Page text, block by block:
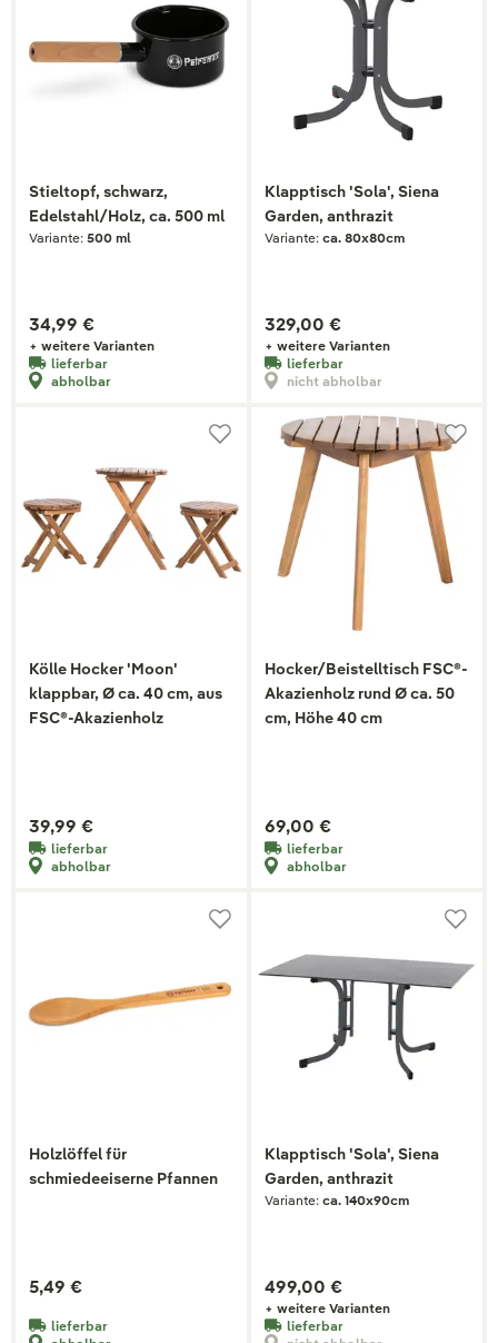
Stieltopf, schwarz,
Edelstahl/Holz, ca. 500 ml
Variante: 500 ml
34,99 €
+ weitere Varianten
lieferbar
abholbar
Klapptisch 'Sola', Siena
Garden, anthrazit
Variante: ca. 80x80cm
329,00 €
+ weitere Varianten
lieferbar
nicht abholbar
Kölle Hocker 'Moon'
klappbar, Ø ca. 40 cm, aus
FSC®-Akazienholz
39,99 €
lieferbar
abholbar
Hocker/Beistelltisch FSC®-
Akazienholz rund Ø ca. 50
cm, Höhe 40 cm
69,00 €
lieferbar
abholbar
Holzlöffel für
schmiedeeiserne Pfannen
5,49 €
lieferbar
Klapptisch 'Sola', Siena
Garden, anthrazit
Variante: ca. 140x90cm
499,00 €
+ weitere Varianten
lieferbar